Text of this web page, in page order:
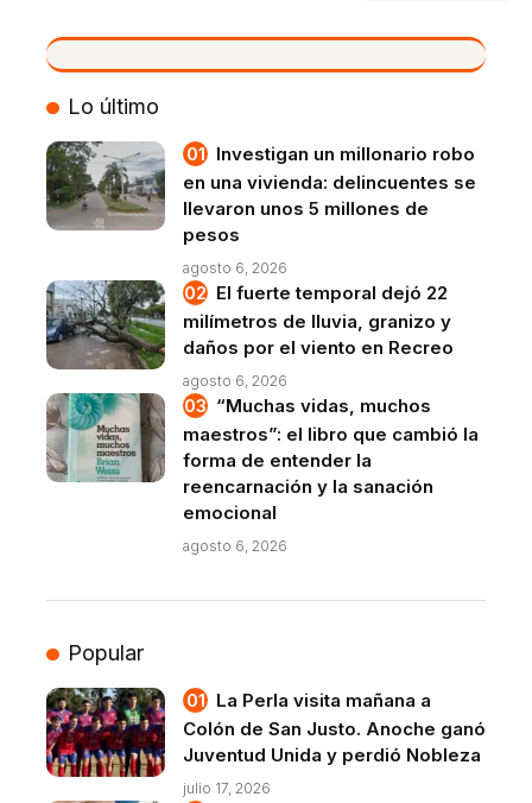
VIVO
Lo último
Investigan un millonario robo
en una vivienda: delincuentes se
llevaron unos 5 millones de
pesos
agosto 6, 2026
El fuerte temporal dejó 22
milímetros de lluvia, granizo y
daños por el viento en Recreo
agosto 6, 2026
“Muchas vidas, muchos
maestros”: el libro que cambió la
forma de entender la
reencarnación y la sanación
emocional
agosto 6, 2026
Popular
La Perla visita mañana a
Colón de San Justo. Anoche ganó
Juventud Unida y perdió Nobleza
julio 17, 2026